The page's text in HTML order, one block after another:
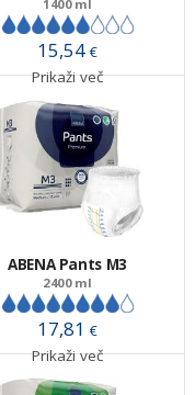
1400 ml
15,54 €
Prikaži več
ABENA Pants M3
2400 ml
17,81 €
Prikaži več